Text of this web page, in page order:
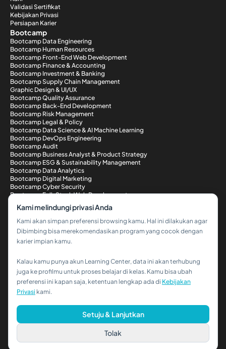
Hi!👋
Kalau kamu butuh bantuan,
Validasi Sertifikat
Kebijakan Privasi
Persiapan Karier
Bootcamp
Bootcamp Data Engineering
Bootcamp Human Resources
Bootcamp Front-End Web Development
Bootcamp Finance & Accounting
Bootcamp Investment & Banking
Bootcamp Supply Chain Management
Graphic Design & UI/UX
Bootcamp Quality Assurance
Bootcamp Back-End Development
Bootcamp Risk Management
Bootcamp Legal & Policy
Bootcamp Data Science & AI Machine Learning
Bootcamp DevOps Engineering
Bootcamp Audit
Bootcamp Business Analyst & Product Strategy
Bootcamp ESG & Sustainability Management
Bootcamp Data Analytics
Bootcamp Digital Marketing
Bootcamp Cyber Security
Bootcamp Full-Stack Web Development
Metode Pembayaran
© 2026 PT Dibimbing. All Rights Reserved
Kami melindungi privasi Anda
Kami akan simpan preferensi browsing kamu. Hal ini dilakukan agar
Dibimbing bisa merekomendasikan program yang cocok dengan
karier impian kamu.
Kalau kamu punya akun Learning Center, data ini akan terhubung
juga ke profilmu untuk proses belajar di kelas. Kamu bisa ubah
preferensi ini kapan saja, ketentuan lengkap ada di Kebijakan
Privasi kami.
Tolak
Setuju & Lanjutkan